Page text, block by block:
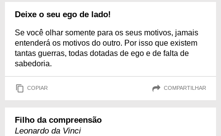
Deixe o seu ego de lado!
Se você olhar somente para os seus motivos, jamais
entenderá os motivos do outro. Por isso que existem
tantas guerras, todas dotadas de ego e de falta de
sabedoria.
COPIAR COMPARTILHAR
Filho da compreensão
Leonardo da Vinci